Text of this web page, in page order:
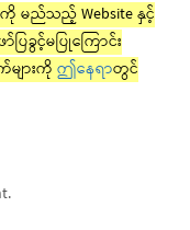
းကို မည်သည့် Website နှင့်
ပြခွင့်မပြုကြောင်း
ျားကို ဤနေရာတွင်